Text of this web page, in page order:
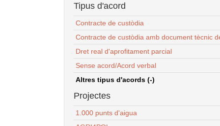
Tipus d'acord
Contracte de custòdia
Contracte de custòdia amb document tècnic
Dret real d'aprofitament parcial
Sense acord/Acord verbal
Altres tipus d'acords (-)
Projectes
1.000 punts d'aigua